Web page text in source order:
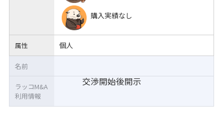
購入実績なし
属性 個人
交渉開始後開示
名前
ラッコM&A
利用情報